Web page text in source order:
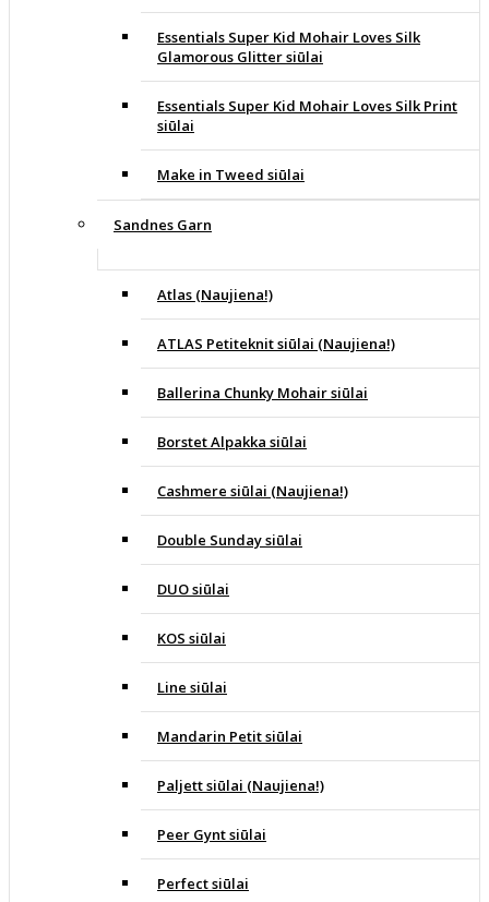
Essentials Super Kid Mohair Loves Silk
Glamorous Glitter siūlai
Essentials Super Kid Mohair Loves Silk Print
siūlai
Make in Tweed siūlai
Sandnes Garn
Atlas (Naujiena!)
ATLAS Petiteknit siūlai (Naujiena!)
Ballerina Chunky Mohair siūlai
Borstet Alpakka siūlai
Cashmere siūlai (Naujiena!)
Double Sunday siūlai
DUO siūlai
KOS siūlai
Line siūlai
Mandarin Petit siūlai
Paljett siūlai (Naujiena!)
Peer Gynt siūlai
Perfect siūlai